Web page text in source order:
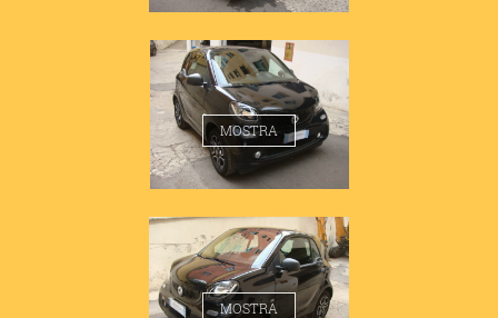
SMART 453 PASSION
MOSTRA
SMART 453 PASSION
MOSTRA